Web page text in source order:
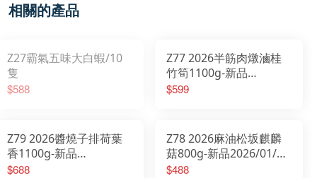
相關的產品
Z27霸氣五味大白蝦/10
隻
$588
Z77 2026半筋肉燉滷桂
竹筍1100g-新品
2026/01/20開始出貨
$599
Z79 2026醬燒子排荷葉
香1100g-新品
2026/01/20開始出貨
$688
Z78 2026麻油松坂麒麟
菇800g-新品2026/01/20
開始出貨
$488